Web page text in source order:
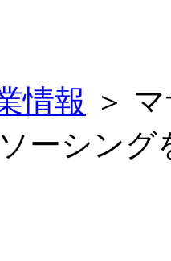
情報 ＞
ーシング